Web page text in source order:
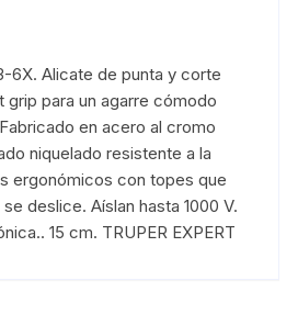
6X. Alicate de punta y corte
para un agarre cómodo
en acero al cromo
niquelado resistente a la
ergonómicos con topes que
deslice. Aíslan hasta 1000 V.
15 cm. TRUPER EXPERT